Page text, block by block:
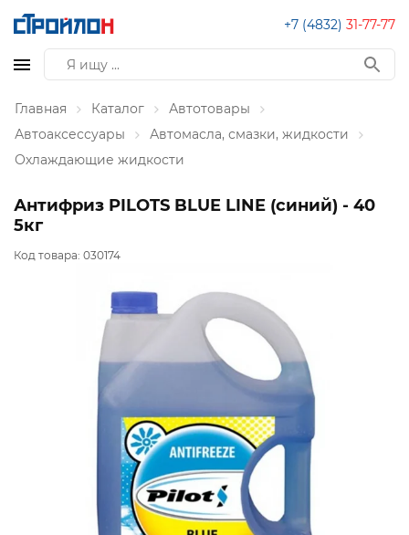
+7 (4832) 31-77-77
Главная Каталог
Автотовары
Автоаксессуары
Автомасла, смазки, жидкости
Охлаждающие жидкости
Антифриз PILOTS BLUE LINE (синий) - 40
5кг
Код товара: 030174